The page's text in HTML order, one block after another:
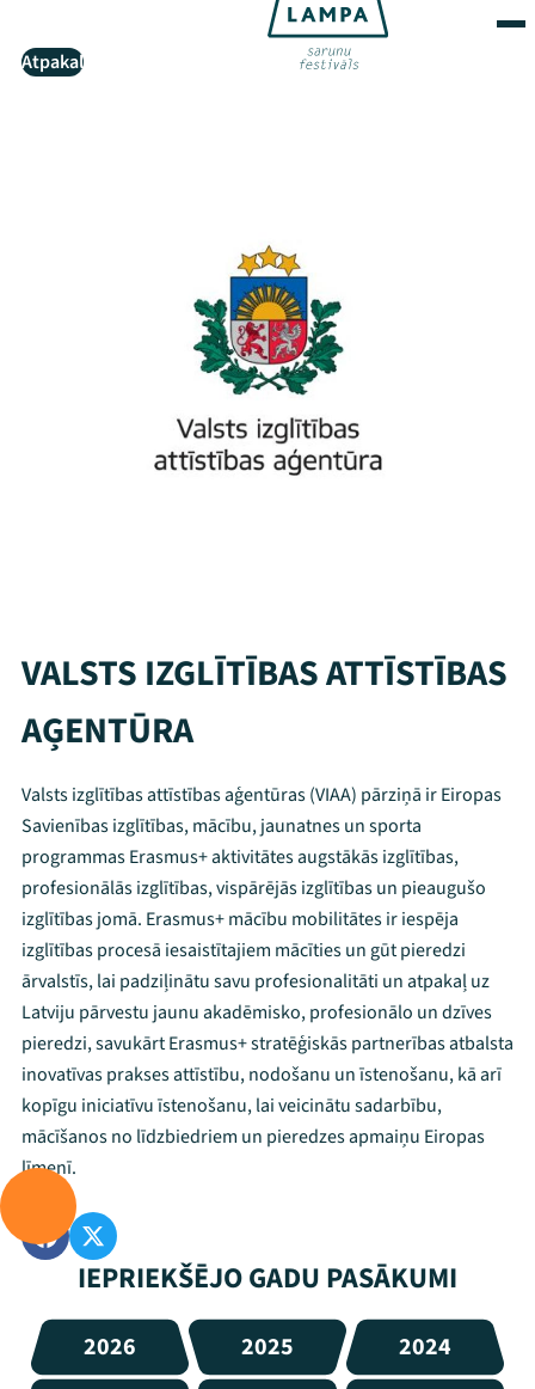
Atpakaļ
VALSTS IZGLĪTĪBAS ATTĪSTĪBAS
AĢENTŪRA
Valsts izglītības attīstības aģentūras (VIAA) pārziņā ir Eiropas
Savienības izglītības, mācību, jaunatnes un sporta
programmas Erasmus+ aktivitātes augstākās izglītības,
profesionālās izglītības, vispārējās izglītības un pieaugušo
izglītības jomā. Erasmus+ mācību mobilitātes ir iespēja
izglītības procesā iesaistītajiem mācīties un gūt pieredzi
ārvalstīs, lai padziļinātu savu profesionalitāti un atpakaļ uz
Latviju pārvestu jaunu akadēmisko, profesionālo un dzīves
pieredzi, savukārt Erasmus+ stratēģiskās partnerības atbalsta
inovatīvas prakses attīstību, nodošanu un īstenošanu, kā arī
kopīgu iniciatīvu īstenošanu, lai veicinātu sadarbību,
mācīšanos no līdzbiedriem un pieredzes apmaiņu Eiropas
līmenī.
IEPRIEKŠĒJO GADU PASĀKUMI
2026 2025
2024